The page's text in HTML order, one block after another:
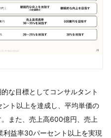
な目標としてコンサルタント
ト以上を達成し、平均単価の
また、売上高600億円、売上
益率30パーセント以上を実現